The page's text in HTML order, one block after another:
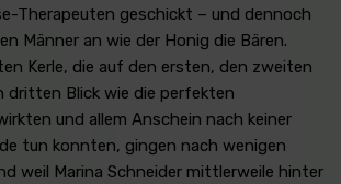
Therapeuten geschickt – und dennoch
Männer an wie der Honig die Bären.
Kerle, die auf den ersten, den zweiten
dritten Blick wie die perfekten
und allem Anschein nach keiner
tun konnten, gingen nach wenigen
weil Marina Schneider mittlerweile hinter